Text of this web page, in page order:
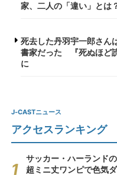
家、二人の「違い」とは
死去した丹羽宇一郎さん
書家だった 『死ぬほど
に
J-CASTニュース
アクセスランキング
サッカー・ハーランド
超ミニ丈ワンピで色気